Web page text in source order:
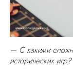
— С какими
исторических игр?